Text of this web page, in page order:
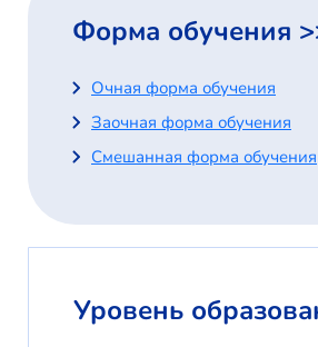
Форма обучения
Очная форма обучения
Заочная форма обучения
Смешанная форма обучения
Уровень